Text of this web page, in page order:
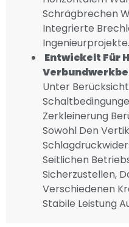
Schrägbrechen
Integrierte
Ingenieurprojekte.
Entwickelt Für
Unter
Zerkleinerung
Sowohl Den
Seitlichen
Sicherzustellen,
Verschiedenen
Stabile Leistung